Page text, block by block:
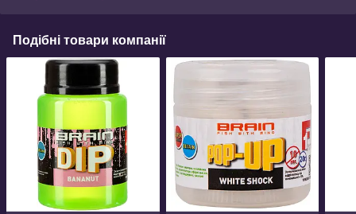
Подібні товари компанії